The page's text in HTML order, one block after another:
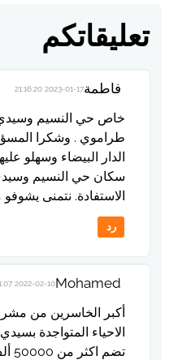
تعليقاتكم
فاطمة2023-01-17 21:16:20
خاص حي النسيم
طراموي . وشكرا
الدار البيضاء وسهلو
سكان حي النسيم
الاستفادة. نتمنى يشوفو
رد
Mohamed
2022-02-10 10:21:07
أكبر الخاسرين من
الاحياء المتواجدة
تضم اكثر من 50000 ألف نسمة،